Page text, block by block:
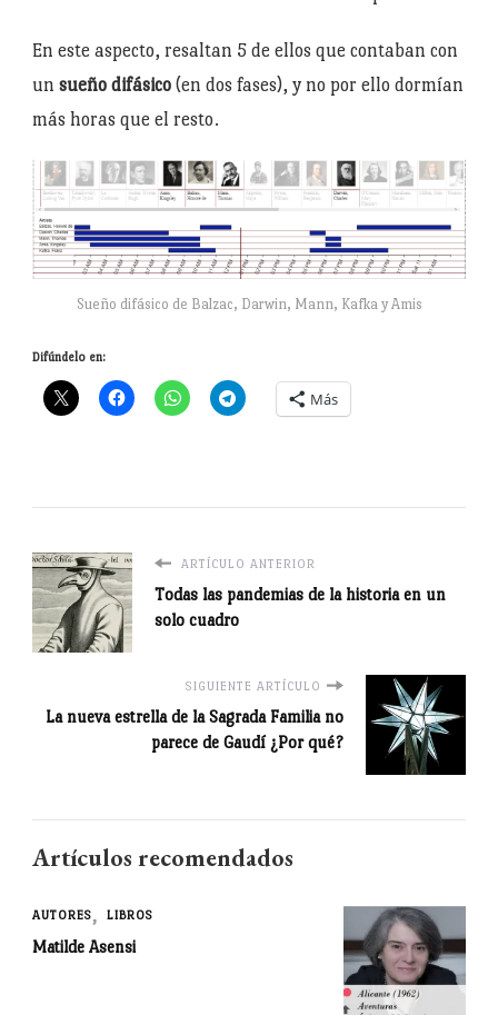
En este aspecto, resaltan 5 de ellos que contaban con
un sueño difásico (en dos fases), y no por ello dormían
más horas que el resto.
Sueño difásico de Balzac, Darwin, Mann, Kafka y Amis
Difúndelo en:
Más
ARTÍCULO ANTERIOR
Todas las pandemias de la historia en un
solo cuadro
SIGUIENTE ARTÍCULO
La nueva estrella de la Sagrada Familia no
parece de Gaudí ¿Por qué?
Artículos recomendados
AUTORES LIBROS
Matilde Asensi